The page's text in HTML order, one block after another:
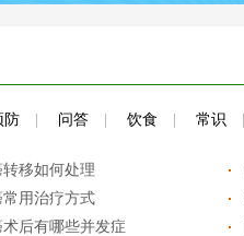
防 问答 饮食 常识
转移如何处理
常用治疗方式
术后有哪些并发症